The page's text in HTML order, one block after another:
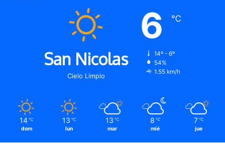
San Nicolas
Cielo Limpio
6 ℃
14º - 6º
54%
1.55 km/h
14 ℃
dom
13 ℃
lun
13 ℃
mar
8 ℃
mié
7 ℃
jue